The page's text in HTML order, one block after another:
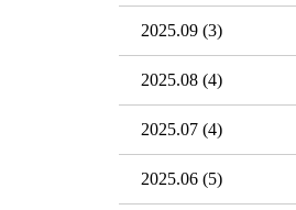
2025.09 (3)
2025.08 (4)
2025.07 (4)
2025.06 (5)